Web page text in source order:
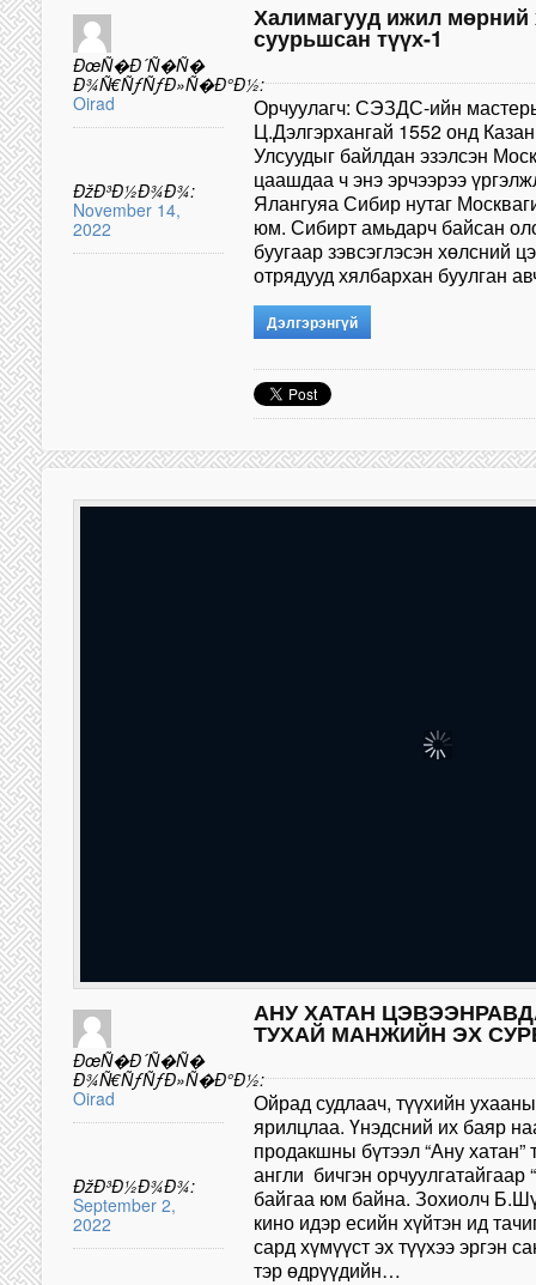
ÐœÑ�Ð´Ñ�Ñ�
Ð¾Ñ€ÑƒÑƒÐ»Ñ�Ð°Ð½:
Oirad
ÐžÐ³Ð½Ð¾Ð¾:
November 14,
2022
Халимагууд ижил
суурьшсан түүх-1
Орчуулагч: СЭЗДС-ийн
Ц.Дэлгэрхангай 1552 онд
Улсуудыг байлдан эзэлсэн
цаашдаа ч энэ эрчээрээ
Ялангуяа Сибир нутаг
юм. Сибирт амьдарч байсан
буугаар зэвсэглэсэн хөлсний
отрядууд хялбархан буулган
Дэлгэрэнгүй
ÐœÑ�Ð´Ñ�Ñ�
Ð¾Ñ€ÑƒÑƒÐ»Ñ�Ð°Ð½:
Oirad
ÐžÐ³Ð½Ð¾Ð¾:
September 2,
2022
АНУ ХАТАН
ТУХАЙ МАНЖИЙН ЭХ
Ойрад судлаач, түүхийн
ярилцлаа. Үнэдсний их баяр
продакшны бүтээл “Ану хатан”
англи бичгэн орчуулгатайгаар
байгаа юм байна. Зохиолч
кино идэр есийн хүйтэн ид
сард хүмүүст эх түүхээ эргэн
тэр өдрүүдийн…